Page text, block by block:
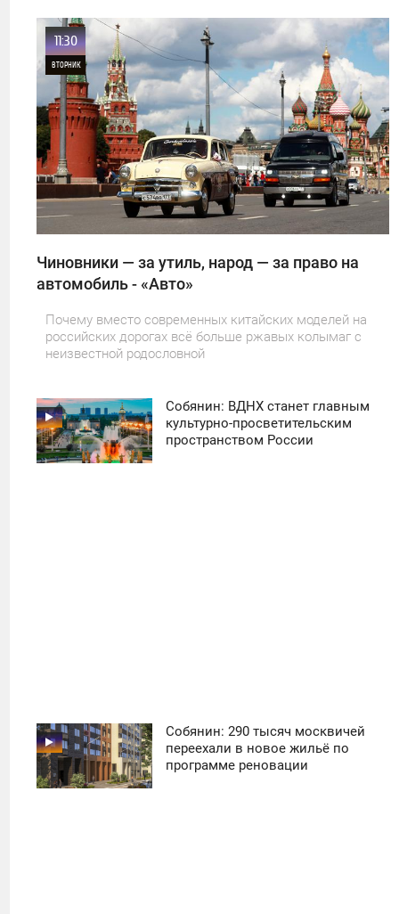
11:30
ВТОРНИК
0
Чиновники — за утиль, народ — за право на
автомобиль - «Авто»
Почему вместо современных китайских моделей на
российских дорогах всё больше ржавых колымаг с
неизвестной родословной
Собянин: ВДНХ станет главным
культурно-просветительским
пространством России
Собянин: 290 тысяч москвичей
переехали в новое жильё по
программе реновации